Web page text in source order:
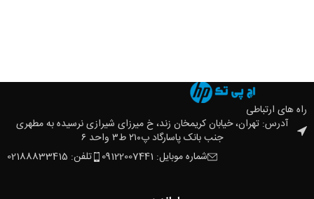
راه های ارتباطی
آدرس: تهران، خیابان کریمخان زند، خ میرزای شیرازی نرسیده به مطهری
جنب بانک پاسارگاد پ۲۱۰ ط۳ واحد ۶
تلفن: 02188833415
شماره موبایل: 09122007441